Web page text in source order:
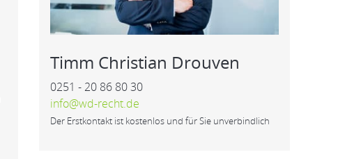
Timm Christian Drouven
0251 - 20 86 80 30
info@wd-recht.de
Der Erstkontakt ist kostenlos und für Sie unverbindlich